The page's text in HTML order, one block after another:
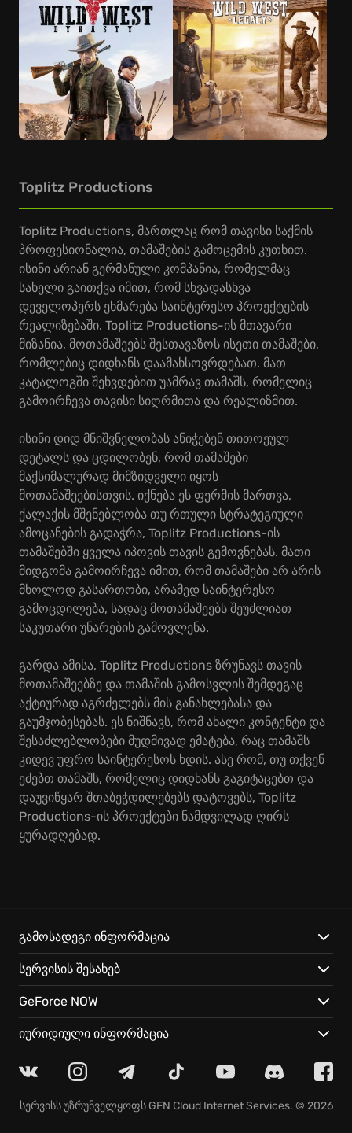
Toplitz Productions
Toplitz Productions, მართლაც რომ თავისი საქმის
პროფესიონალია, თამაშების გამოცემის კუთხით.
ისინი არიან გერმანული კომპანია, რომელმაც
სახელი გაითქვა იმით, რომ სხვადასხვა
დეველოპერს ეხმარება საინტერესო პროექტების
რეალიზებაში. Toplitz Productions-ის მთავარი
მიზანია, მოთამაშეებს შესთავაზოს ისეთი თამაშები,
რომლებიც დიდხანს დაამახსოვრდებათ. მათ
კატალოგში შეხვდებით უამრავ თამაშს, რომელიც
გამოირჩევა თავისი სიღრმითა და რეალიზმით.
ისინი დიდ მნიშვნელობას ანიჭებენ თითოეულ
დეტალს და ცდილობენ, რომ თამაშები
მაქსიმალურად მიმზიდველი იყოს
მოთამაშეებისთვის. იქნება ეს ფერმის მართვა,
ქალაქის მშენებლობა თუ რთული სტრატეგიული
ამოცანების გადაჭრა, Toplitz Productions-ის
თამაშებში ყველა იპოვის თავის გემოვნებას. მათი
მიდგომა გამოირჩევა იმით, რომ თამაშები არ არის
მხოლოდ გასართობი, არამედ საინტერესო
გამოცდილება, სადაც მოთამაშეებს შეუძლიათ
საკუთარი უნარების გამოვლენა.
გარდა ამისა, Toplitz Productions ზრუნავს თავის
მოთამაშეებზე და თამაშის გამოსვლის შემდეგაც
აქტიურად აგრძელებს მის განახლებასა და
გაუმჯობესებას. ეს ნიშნავს, რომ ახალი კონტენტი და
შესაძლებლობები მუდმივად ემატება, რაც თამაშს
კიდევ უფრო საინტერესოს ხდის. ასე რომ, თუ თქვენ
ეძებთ თამაშს, რომელიც დიდხანს გაგიტაცებთ და
დაუვიწყარ შთაბეჭდილებებს დატოვებს, Toplitz
Productions-ის პროექტები ნამდვილად ღირს
ყურადღებად.
გამოსადეგი ინფორმაცია
სერვისის შესახებ
GeForce NOW
იურიდიული ინფორმაცია
სერვისს უზრუნველყოფს GFN Cloud Internet Services. © 2026